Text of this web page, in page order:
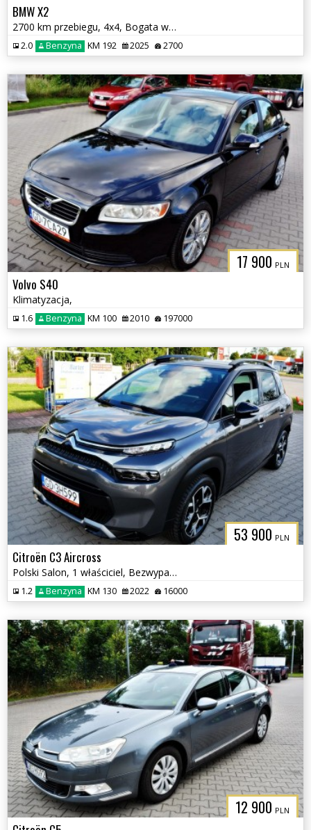
BMW X2
2700 km przebiegu, 4x4, Bogata wersja
2.0 Benzyna KM 192 2025 2700
17 900 PLN
Volvo S40
Klimatyzacja,
1.6 Benzyna KM 100 2010 197000
53 900 PLN
Citroën C3 Aircross
Polski Salon, 1 właściciel, Bezwypadkowy
1.2 Benzyna KM 130 2022 16000
12 900 PLN